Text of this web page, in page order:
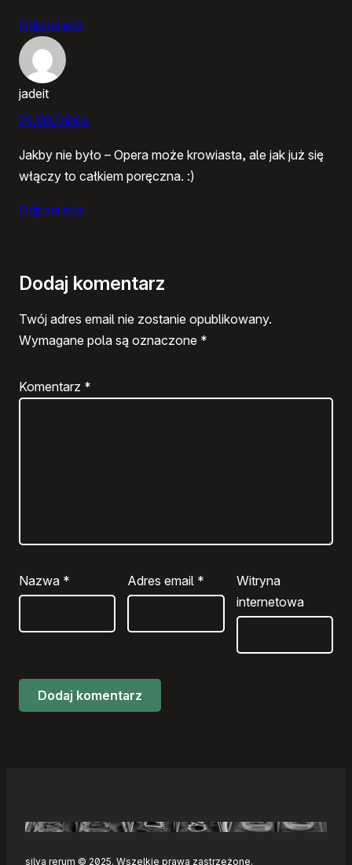
Odpowiedz
jadeit
25/08/2004
Jakby nie było – Opera może krowiasta, ale jak już się
włączy to całkiem poręczna. :)
Odpowiedz
Dodaj komentarz
Twój adres email nie zostanie opublikowany.
Wymagane pola są oznaczone *
Komentarz *
Nazwa * Adres email *
Witryna
internetowa
silva rerum © 2025. Wszelkie prawa zastrzeżone.